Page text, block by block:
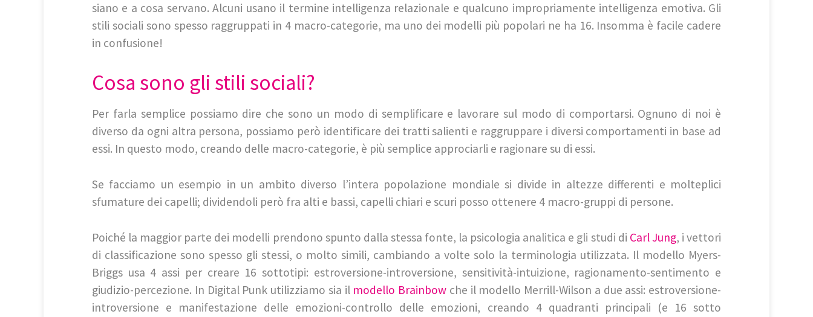
siano e a cosa servano. Alcuni usano il termine intelligenza relazionale e qualcuno impropriamente intelligenza emotiva. Gli
stili sociali sono spesso raggruppati in 4 macro-categorie, ma uno dei modelli più popolari ne ha 16. Insomma è facile cadere
in confusione!
Cosa sono gli stili sociali?
Per farla semplice possiamo dire che sono un modo di semplificare e lavorare sul modo di comportarsi. Ognuno di noi è
diverso da ogni altra persona, possiamo però identificare dei tratti salienti e raggruppare i diversi comportamenti in base ad
essi. In questo modo, creando delle macro-categorie, è più semplice approciarli e ragionare su di essi.
Se facciamo un esempio in un ambito diverso l’intera popolazione mondiale si divide in altezze differenti e molteplici
sfumature dei capelli; dividendoli però fra alti e bassi, capelli chiari e scuri posso ottenere 4 macro-gruppi di persone.
Poiché la maggior parte dei modelli prendono spunto dalla stessa fonte, la psicologia analitica e gli studi di Carl Jung, i vettori
di classificazione sono spesso gli stessi, o molto simili, cambiando a volte solo la terminologia utilizzata. Il modello Myers-
Briggs usa 4 assi per creare 16 sottotipi: estroversione-introversione, sensitività-intuizione, ragionamento-sentimento e
giudizio-percezione. In Digital Punk utilizziamo sia il modello Brainbow che il modello Merrill-Wilson a due assi: estroversione-
introversione e manifestazione delle emozioni-controllo delle emozioni, creando 4 quadranti principali (e 16 sotto